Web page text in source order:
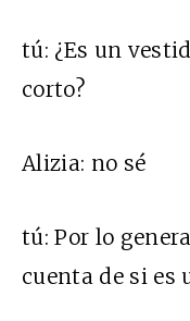
tú: ¿Es un
corto?
Alizia: no sé
tú:Por lo
cuenta de si es